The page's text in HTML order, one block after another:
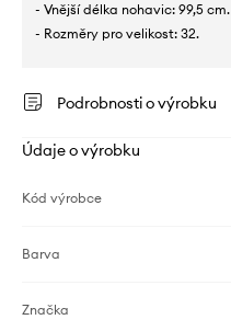
- Vnější délka nohavic: 99,5 cm.
- Rozměry pro velikost: 32.
Podrobnosti o výrobku
Údaje o výrobku
Kód výrobce
Barva
Značka